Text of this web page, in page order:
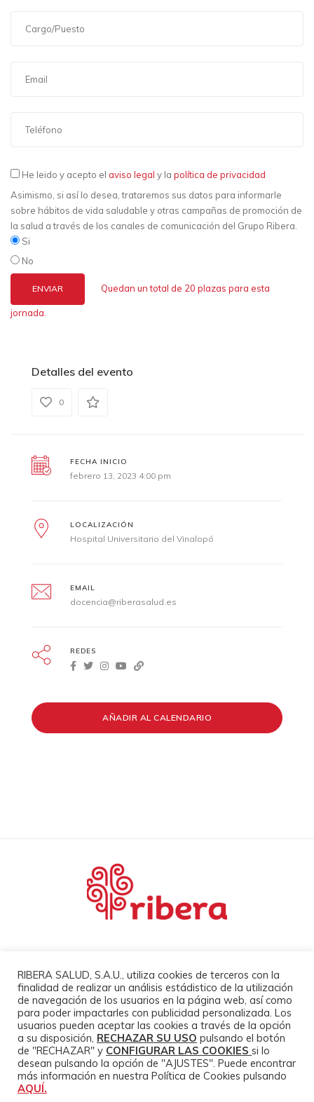
He leido y acepto el aviso legal y la política de privacidad
Asimismo, si así lo desea, trataremos sus datos para informarle
sobre hábitos de vida saludable y otras campañas de promoción de
la salud a través de los canales de comunicación del Grupo Ribera.
Si
No
Quedan un total de 20 plazas para esta
jornada.
Detalles del evento
0
FECHA INICIO
febrero 13, 2023 4:00 pm
LOCALIZACIÓN
Hospital Universitario del Vinalopó
EMAIL
docencia@riberasalud.es
REDES
AÑADIR AL CALENDARIO
Mapa Web
Docencia
Jornadas y congresos
Cátedras
RIBERA SALUD, S.A.U., utiliza cookies de terceros con la
finalidad de realizar un análisis estádistico de la utilización
de navegación de los usuarios en la página web, así como
para poder impactarles con publicidad personalizada. Los
usuarios pueden aceptar las cookies a través de la opción
a su disposición, RECHAZAR SU USO pulsando el botón
de "RECHAZAR" y CONFIGURAR LAS COOKIES si lo
desean pulsando la opción de "AJUSTES". Puede encontrar
más información en nuestra Política de Cookies pulsando
AQUÍ.